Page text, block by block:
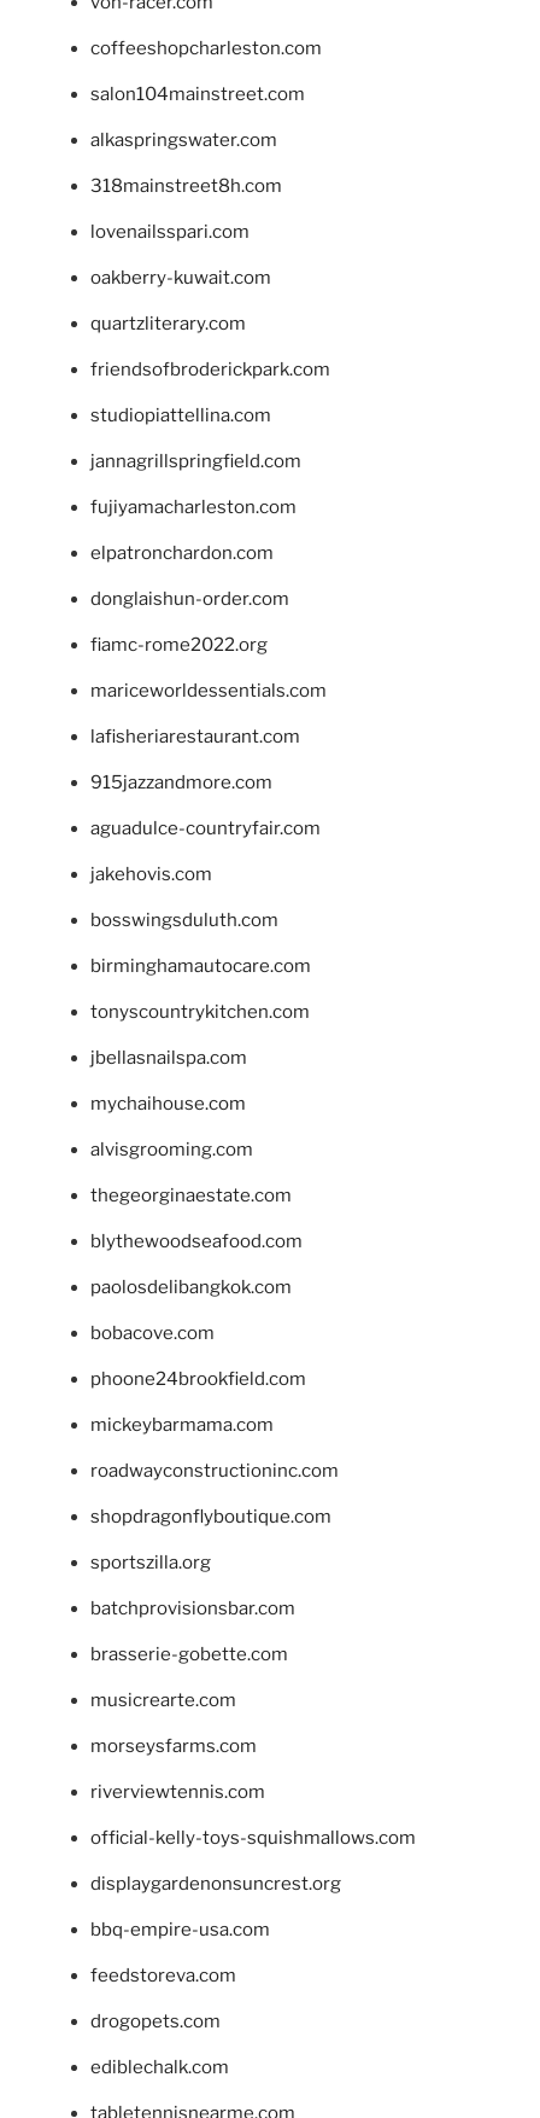
coffeeshopcharleston.com
salon104mainstreet.com
alkaspringswater.com
318mainstreet8h.com
lovenailsspari.com
oakberry-kuwait.com
quartzliterary.com
friendsofbroderickpark.com
studiopiattellina.com
jannagrillspringfield.com
fujiyamacharleston.com
elpatronchardon.com
donglaishun-order.com
fiamc-rome2022.org
mariceworldessentials.com
lafisheriarestaurant.com
915jazzandmore.com
aguadulce-countryfair.com
jakehovis.com
bosswingsduluth.com
birminghamautocare.com
tonyscountrykitchen.com
jbellasnailspa.com
mychaihouse.com
alvisgrooming.com
thegeorginaestate.com
blythewoodseafood.com
paolosdelibangkok.com
bobacove.com
phoone24brookfield.com
mickeybarmama.com
roadwayconstructioninc.com
shopdragonflyboutique.com
sportszilla.org
batchprovisionsbar.com
brasserie-gobette.com
musicrearte.com
morseysfarms.com
riverviewtennis.com
official-kelly-toys-squishmallows.com
displaygardenonsuncrest.org
bbq-empire-usa.com
feedstoreva.com
drogopets.com
ediblechalk.com
tabletennisnearme.com